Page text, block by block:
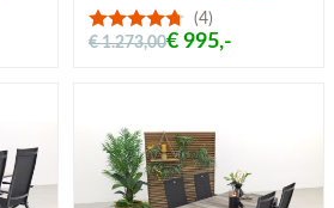
(4)
€ 1.273,00€ 995,-